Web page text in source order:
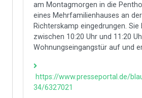
am Montagmorgen in die
eines Mehrfamilienhauses an
Richterskamp eingedrungen. Sie
zwischen 10:20 Uhr und 11:20
Wohnungseingangstür auf und
https://www.presseportal.de/
34/6327021